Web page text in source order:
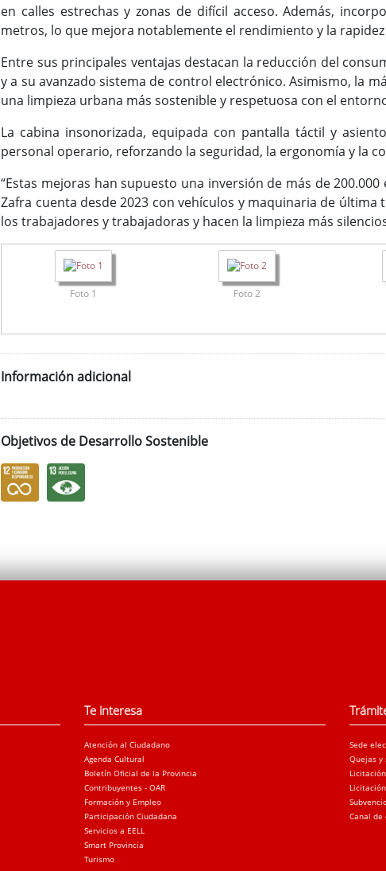
en calles estrechas y zonas de difícil acceso. Además,
metros, lo que mejora notablemente el rendimiento y la
Entre sus principales ventajas destacan la reducción del
y a su avanzado sistema de control electrónico. Asimismo, la
una limpieza urbana más sostenible y respetuosa con el
La cabina insonorizada, equipada con pantalla táctil y
personal operario, reforzando la seguridad, la ergonomía y la
“Estas mejoras han supuesto una inversión de más de
Zafra cuenta desde 2023 con vehículos y maquinaria de
los trabajadores y trabajadoras y hacen la limpieza más
Foto 1 Foto 2
Información adicional
Objetivos de Desarrollo Sostenible
Te interesa
Atención al Ciudadano
Agenda Cultural
Boletín Oficial de la Provincia
Contribuyentes - OAR
Formación y Empleo
Participación Ciudadana
Servicios a EELL
Smart Provincia
Turismo
Sede
Quejas y
Canal de